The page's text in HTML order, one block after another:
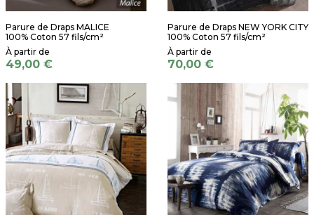
Parure de Draps MALICE
100% Coton 57 fils/cm²
49,00 €
Parure de Draps NEW YORK CITY
100% Coton 57 fils/cm²
70,00 €